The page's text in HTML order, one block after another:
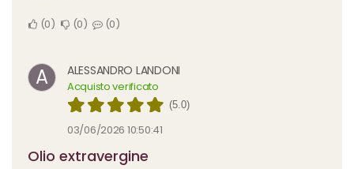
0 0 0
A ALESSANDRO LANDONI
Acquisto verificato
(5.0)
03/06/2026 10:50:41
Olio extravergine